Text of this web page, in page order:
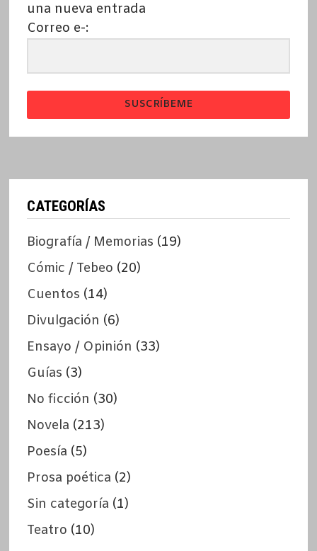
una nueva entrada
Correo e-:
SUSCRÍBEME
CATEGORÍAS
Biografía / Memorias (19)
Cómic / Tebeo (20)
Cuentos (14)
Divulgación (6)
Ensayo / Opinión (33)
Guías (3)
No ficción (30)
Novela (213)
Poesía (5)
Prosa poética (2)
Sin categoría (1)
Teatro (10)